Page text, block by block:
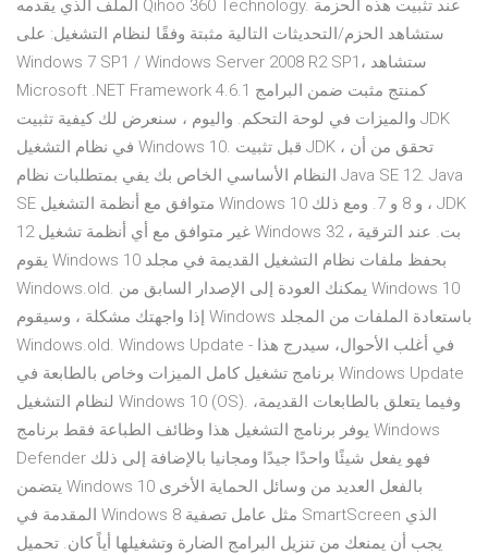
الملف الذي يقدمه Qihoo 360 Technology. عند تثبيت هذه الحزمة
ستشاهد الحزم/التحديثات التالية مثبتة وفقًا لنظام التشغيل: على
Windows 7 SP1 / Windows Server 2008 R2 SP1، ستشاهد
Microsoft .NET Framework 4.6.1 كمنتج مثبت ضمن البرامج
والميزات في لوحة التحكم. واليوم ، سنعرض لك كيفية تثبيت JDK
في نظام التشغيل Windows 10. قبل تثبيت JDK ، تحقق من أن
النظام الأساسي الخاص بك يفي بمتطلبات نظام Java SE 12. Java
SE متوافق مع أنظمة التشغيل Windows 10 و 8 و 7. ومع ذلك ، JDK
12 غير متوافق مع أي أنظمة تشغيل Windows 32 بت. عند الترقية ،
يقوم Windows 10 بحفظ ملفات نظام التشغيل القديمة في مجلد
Windows.old. يمكنك العودة إلى الإصدار السابق من Windows 10
إذا واجهتك مشكلة ، وسيقوم Windows باستعادة الملفات من المجلد
Windows.old. ‏‎Windows Update - في أغلب الأحوال، سيدرج هذا
برنامج تشغيل كامل الميزات وخاص بالطابعة في Windows Update
لنظام التشغيل Windows 10 (OS). وفيما يتعلق بالطابعات القديمة،
يوفر برنامج التشغيل هذا وظائف الطباعة فقط برنامج Windows
Defender فهو يفعل شيئًا واحدًا جيدًا ومجانيا بالإضافة إلى ذلك
يتضمن Windows 10 بالفعل العديد من وسائل الحماية الأخرى
المقدمة في Windows 8 مثل عامل تصفية SmartScreen الذي
يجب أن يمنعك من تنزيل البرامج الضارة وتشغيلها أياً كان. تحميل